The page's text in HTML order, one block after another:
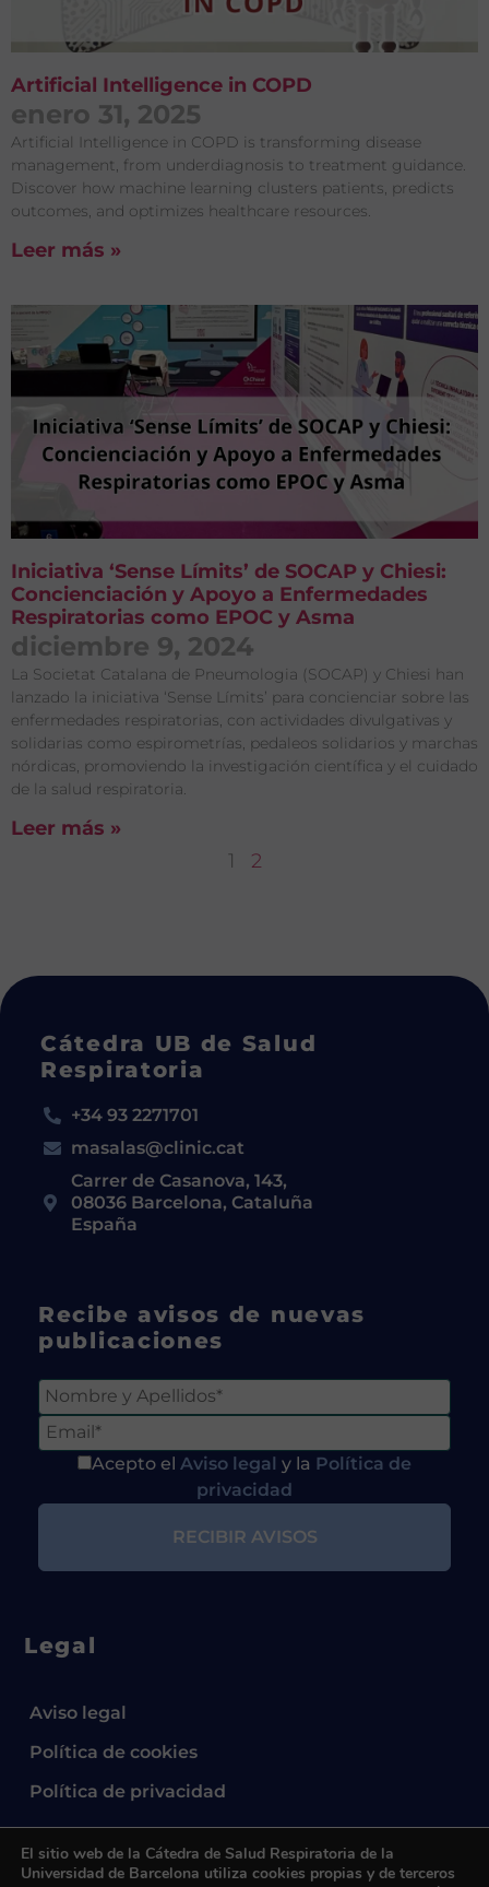
Artificial Intelligence in COPD
enero 31, 2025
Artificial Intelligence in COPD is transforming disease
management, from underdiagnosis to treatment guidance.
Discover how machine learning clusters patients, predicts
outcomes, and optimizes healthcare resources.
Leer más »
Iniciativa ‘Sense Límits’ de SOCAP y Chiesi:
Concienciación y Apoyo a Enfermedades
Respiratorias como EPOC y Asma
diciembre 9, 2024
La Societat Catalana de Pneumologia (SOCAP) y Chiesi han
lanzado la iniciativa ‘Sense Límits’ para concienciar sobre las
enfermedades respiratorias, con actividades divulgativas y
solidarias como espirometrías, pedaleos solidarios y marchas
nórdicas, promoviendo la investigación científica y el cuidado
de la salud respiratoria.
Leer más »
1
2
Cátedra UB de Salud
Respiratoria
+34 93 2271701
masalas@clinic.cat
Carrer de Casanova, 143,
08036 Barcelona, Cataluña
España
Recibe avisos de nuevas
publicaciones
Acepto el Aviso legal y la Política de
privacidad
Legal
Aviso legal
Política de cookies
Política de privacidad
El sitio web de la Cátedra de Salud Respiratoria de la
Universidad de Barcelona utiliza cookies propias y de terceros